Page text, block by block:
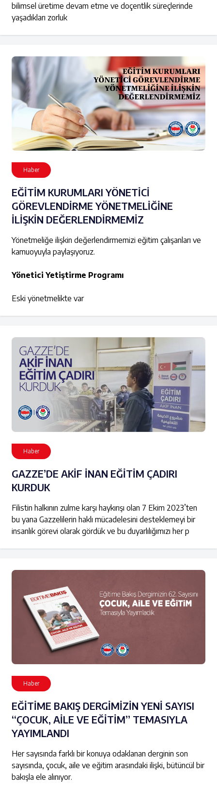
bilimsel üretime devam etme ve doçentlik süreçlerinde
yaşadıkları zorluk
Haber
EĞİTİM KURUMLARI YÖNETİCİ
GÖREVLENDİRME YÖNETMELİĞİNE
İLİŞKİN DEĞERLENDİRMEMİZ
Yönetmeliğe ilişkin değerlendirmemizi eğitim çalışanları ve
kamuoyuyla paylaşıyoruz.
Yönetici Yetiştirme Programı
Eski yönetmelikte var
Haber
GAZZE’DE AKİF İNAN EĞİTİM ÇADIRI
KURDUK
Filistin halkının zulme karşı haykırışı olan 7 Ekim 2023’ten
bu yana Gazzelilerin haklı mücadelesini desteklemeyi bir
insanlık görevi olarak gördük ve bu duyarlılığımızı her p
Haber
EĞİTİME BAKIŞ DERGİMİZİN YENİ SAYISI
“ÇOCUK, AİLE VE EĞİTİM” TEMASIYLA
YAYIMLANDI
Her sayısında farklı bir konuya odaklanan derginin son
sayısında, çocuk, aile ve eğitim arasındaki ilişki, bütüncül bir
bakışla ele alınıyor.